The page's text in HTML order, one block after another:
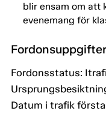
blir ensam om att
evenemang för
Fordonsstatus:
Datum i trafik första